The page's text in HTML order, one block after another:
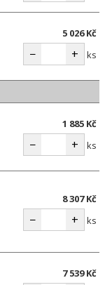
5 026 Kč
− + ks
1 885 Kč
− + ks
8 307 Kč
− + ks
7 539 Kč